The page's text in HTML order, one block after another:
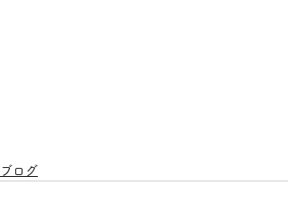
ブログ